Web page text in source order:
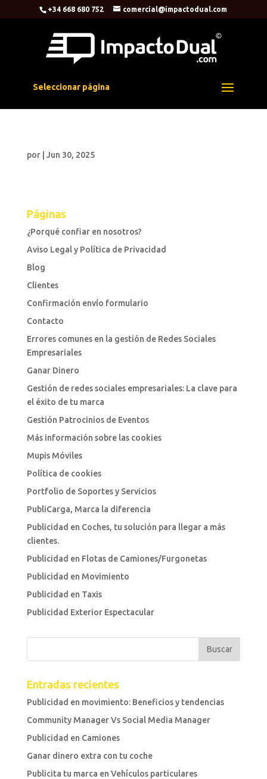
+34 668 680 752 comercial@impactodual.com
Seleccionar página
por Jun 30, 2025
Páginas
¿Porqué confiar en nosotros?
Aviso Legal y Política de Privacidad
Blog
Clientes
Confirmación envío formulario
Contacto
Errores comunes en la gestión de Redes Sociales
Empresariales
Ganar Dinero
Gestión de redes sociales empresariales: La clave para
el éxito de tu marca
Gestión Patrocinios de Eventos
Más información sobre las cookies
Mupis Móviles
Política de cookies
Portfolio de Soportes y Servicios
PubliCarga, Marca la diferencia
Publicidad en Coches, tu solución para llegar a más
clientes.
Publicidad en Flotas de Camiones/Furgonetas
Publicidad en Movimiento
Publicidad en Taxis
Publicidad Exterior Espectacular
Entradas recientes
Publicidad en movimiento: Beneficios y tendencias
Community Manager Vs Social Media Manager
Publicidad en Camiones
Ganar dinero extra con tu coche
Publicita tu marca en Vehículos particulares